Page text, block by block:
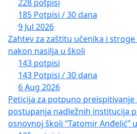
228 potpisi
185 Potpisi / 30 dana
9 Jul 2026
Zahtev za zaštitu učenika i
nakon nasilja u školi
143 potpisi
143 Potpisi / 30 dana
6 Aug 2026
Peticija za potpuno
postupanja nadležnih institucija
osnovnoj školi “Tatomir Anđelić”